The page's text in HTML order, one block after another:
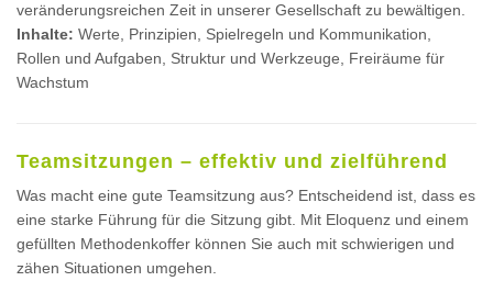
veränderungsreichen Zeit in unserer Gesellschaft zu bewältigen.
Inhalte: Werte, Prinzipien, Spielregeln und Kommunikation,
Rollen und Aufgaben, Struktur und Werkzeuge, Freiräume für
Wachstum
Teamsitzungen – effektiv und zielführend
Was macht eine gute Teamsitzung aus? Entscheidend ist, dass es
eine starke Führung für die Sitzung gibt. Mit Eloquenz und einem
gefüllten Methodenkoffer können Sie auch mit schwierigen und
zähen Situationen umgehen.